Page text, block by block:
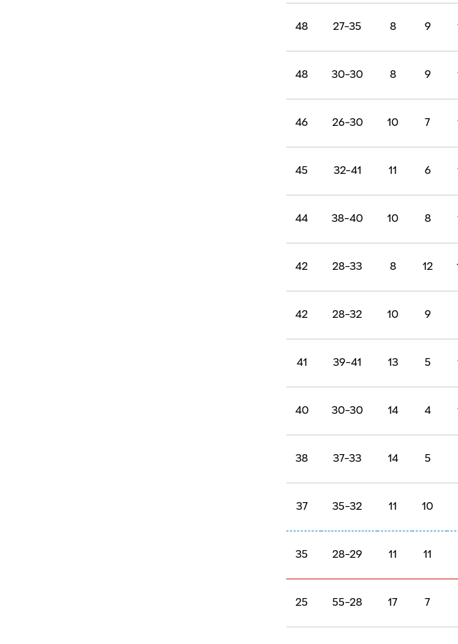
5
5
17-46
65
8
7
36-45
53
9
8
27-35
48
9
8
30-30
48
7
10
26-30
46
6
11
32-41
45
8
10
38-40
44
12
8
28-33
42
9
10
28-32
42
5
13
39-41
41
4
14
30-30
40
5
14
37-33
38